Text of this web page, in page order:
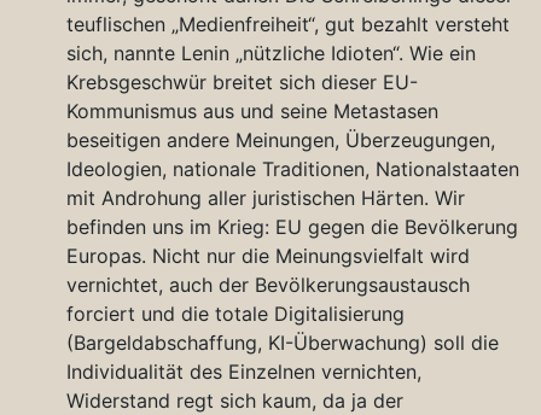
teuflischen „Medienfreiheit“, gut bezahlt versteht
sich, nannte Lenin „nützliche Idioten“. Wie ein
Krebsgeschwür breitet sich dieser EU-
Kommunismus aus und seine Metastasen
beseitigen andere Meinungen, Überzeugungen,
Ideologien, nationale Traditionen, Nationalstaaten
mit Androhung aller juristischen Härten. Wir
befinden uns im Krieg: EU gegen die Bevölkerung
Europas. Nicht nur die Meinungsvielfalt wird
vernichtet, auch der Bevölkerungsaustausch
forciert und die totale Digitalisierung
(Bargeldabschaffung, KI-Überwachung) soll die
Individualität des Einzelnen vernichten,
Widerstand regt sich kaum, da ja der